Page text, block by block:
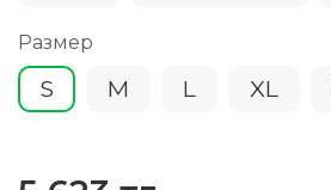
Размер
S M L XL